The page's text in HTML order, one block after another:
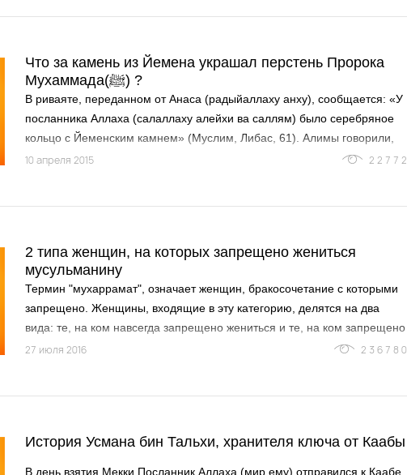
Что за камень из Йемена украшал перстень Пророка
Мухаммада(ﷺ) ?
В риваяте, переданном от Анаса (радыйаллаху анху), сообщается: «У
посланника Аллаха (салаллаху алейхи ва саллям) было серебряное
кольцо с Йеменским камнем» (Муслим, Либас, 61). Алимы говорили,
что этим камнем был...
10 апреля 2015 22772
2 типа женщин, на которых запрещено жениться
мусульманину
Термин "мухаррамат", означает женщин, бракосочетание с которыми
запрещено. Женщины, входящие в эту категорию, делятся на два
вида: те, на ком навсегда запрещено жениться и те, на ком запрещено
жениться временно.
27 июля 2016 236780
История Усмана бин Тальхи, хранителя ключа от Каабы
В день взятия Мекки Посланник Аллаха (мир ему) отправился к Каабе